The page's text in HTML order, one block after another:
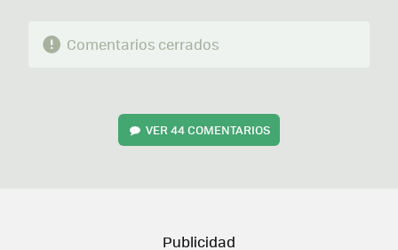
Comentarios cerrados
VER44 COMENTARIOS